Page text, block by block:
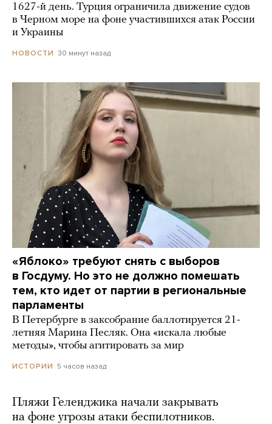
1627-й день. Турция ограничила движение судов
в Черном море на фоне участившихся атак России
и Украины
НОВОСТИ 30 минут назад
«Яблоко» требуют снять с выборов
в Госдуму. Но это не должно помешать
тем, кто идет от партии в региональные
парламенты
В Петербурге в заксобрание баллотируется 21-
летняя Марина Песляк. Она «искала любые
методы», чтобы агитировать за мир
ИСТОРИИ 5 часов назад
Пляжи Геленджика начали закрывать
на фоне угрозы атаки беспилотников.